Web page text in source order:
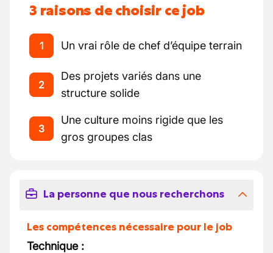
3 raisons de choisir ce job
1 Un vrai rôle de chef d’équipe terrain
2
Des projets variés dans une
structure solide
3
Une culture moins rigide que les
gros groupes clas
La personne que nous recherchons
Les compétences nécessaire pour le job
Technique :